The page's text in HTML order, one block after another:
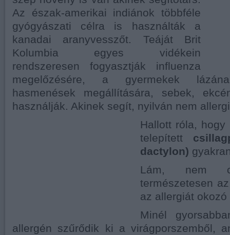
Az észak-amerikai indiánok többféle
gyógyászati célra is használták a
kanadai aranyvesszőt. Teáját Brit
Kolumbia egyes vidékein
rendszeresen fogyasztják influenza
megelőzésére, a gyermekek
hasmenések megállítására, sebek,
használják. Akinek segít, nyilván nem
Hallott róla, hogy
telepített
dactylon)
Lám, nem
természetesen
az allergiát
Minél
allergén szűrődik ki a virágporszemből,